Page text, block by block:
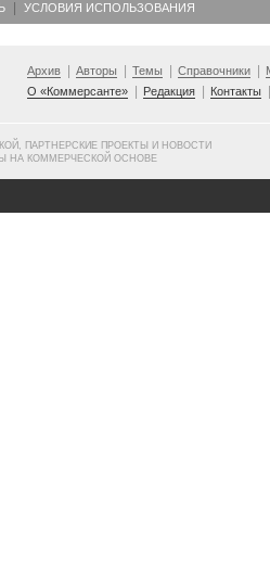
УСЛОВИЯ ИСПОЛЬЗОВАНИЯ
Архив Авторы Темы Справочники
О «Коммерсанте»
Редакция Контакты
ПАРТНЕРСКИЕ ПРОЕКТЫ И НОВОСТИ
НА КОММЕРЧЕСКОЙ ОСНОВЕ